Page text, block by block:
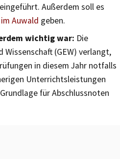
eingeführt. Außerdem soll es
Auwald geben.
wichtig war: Die
Wissenschaft (GEW) verlangt,
in diesem Jahr notfalls
Unterrichtsleistungen
für Abschlussnoten